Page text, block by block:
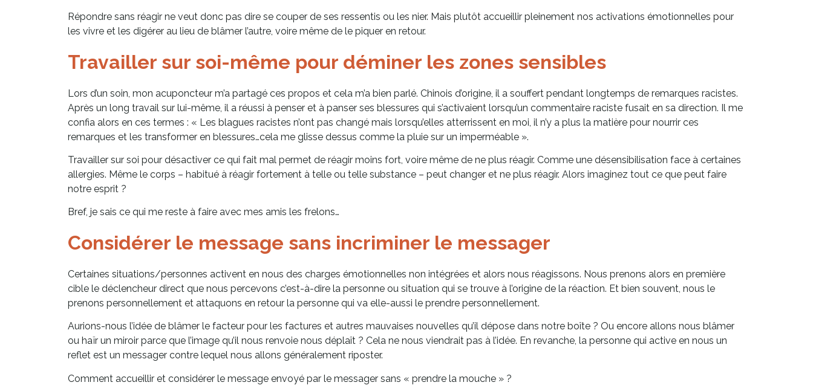
Répondre sans réagir ne veut donc pas dire se couper de ses ressentis ou les nier. Mais plutôt accueillir pleinement nos activations émotionnelles pour
les vivre et les digérer au lieu de blâmer l’autre, voire même de le piquer en retour.
Travailler sur soi-même pour déminer les zones sensibles
Lors d’un soin, mon acuponcteur m’a partagé ces propos et cela m’a bien parlé. Chinois d’origine, il a souffert pendant longtemps de remarques racistes.
Après un long travail sur lui-même, il a réussi à penser et à panser ses blessures qui s’activaient lorsqu’un commentaire raciste fusait en sa direction. Il me
confia alors en ces termes : « Les blagues racistes n’ont pas changé mais lorsqu’elles atterrissent en moi, il n’y a plus la matière pour nourrir ces
remarques et les transformer en blessures…cela me glisse dessus comme la pluie sur un imperméable ».
Travailler sur soi pour désactiver ce qui fait mal permet de réagir moins fort, voire même de ne plus réagir. Comme une désensibilisation face à certaines
allergies. Même le corps – habitué à réagir fortement à telle ou telle substance – peut changer et ne plus réagir. Alors imaginez tout ce que peut faire
notre esprit ?
Bref, je sais ce qui me reste à faire avec mes amis les frelons…
Considérer le message sans incriminer le messager
Certaines situations/personnes activent en nous des charges émotionnelles non intégrées et alors nous réagissons. Nous prenons alors en première
cible le déclencheur direct que nous percevons c’est-à-dire la personne ou situation qui se trouve à l’origine de la réaction. Et bien souvent, nous le
prenons personnellement et attaquons en retour la personne qui va elle-aussi le prendre personnellement.
Aurions-nous l’idée de blâmer le facteur pour les factures et autres mauvaises nouvelles qu’il dépose dans notre boîte ? Ou encore allons nous blâmer
ou haïr un miroir parce que l’image qu’il nous renvoie nous déplaît ? Cela ne nous viendrait pas à l’idée. En revanche, la personne qui active en nous un
reflet est un messager contre lequel nous allons généralement riposter.
Comment accueillir et considérer le message envoyé par le messager sans « prendre la mouche » ?